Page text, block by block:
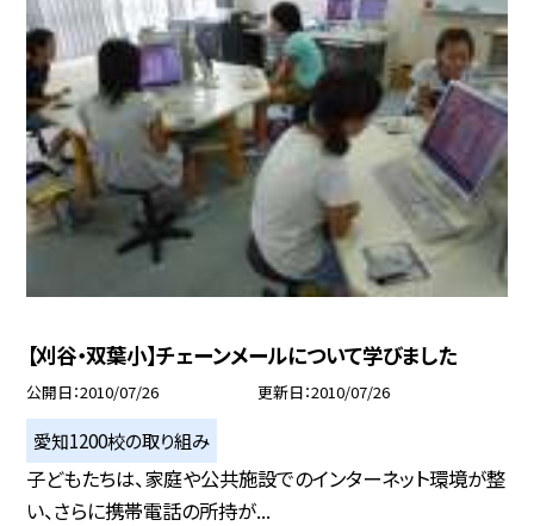
【刈谷・双葉小】チェーンメールについて学びました
公開日 2010/07/26 更新日 2010/07/26
愛知1200校の取り組み
子どもたちは、家庭や公共施設でのインターネット環境が整
い、さらに携帯電話の所持が...